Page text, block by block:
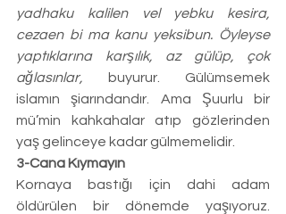
yadhaku kalilen vel yebku kesira,
cezaen bi ma kanu yeksibun. Öyleyse
yaptıklarına karşılık, az gülüp, çok
ağlasınlar,
buyurur. Gülümsemek
islamın şiarındandır. Ama Şuurlu bir
mü’min kahkahalar atıp gözlerinden
yaş gelinceye kadar gülmemelidir.
3-Cana Kıymayın
Kornaya bastığı için dahi adam
öldürülen bir dönemde yaşıyoruz.